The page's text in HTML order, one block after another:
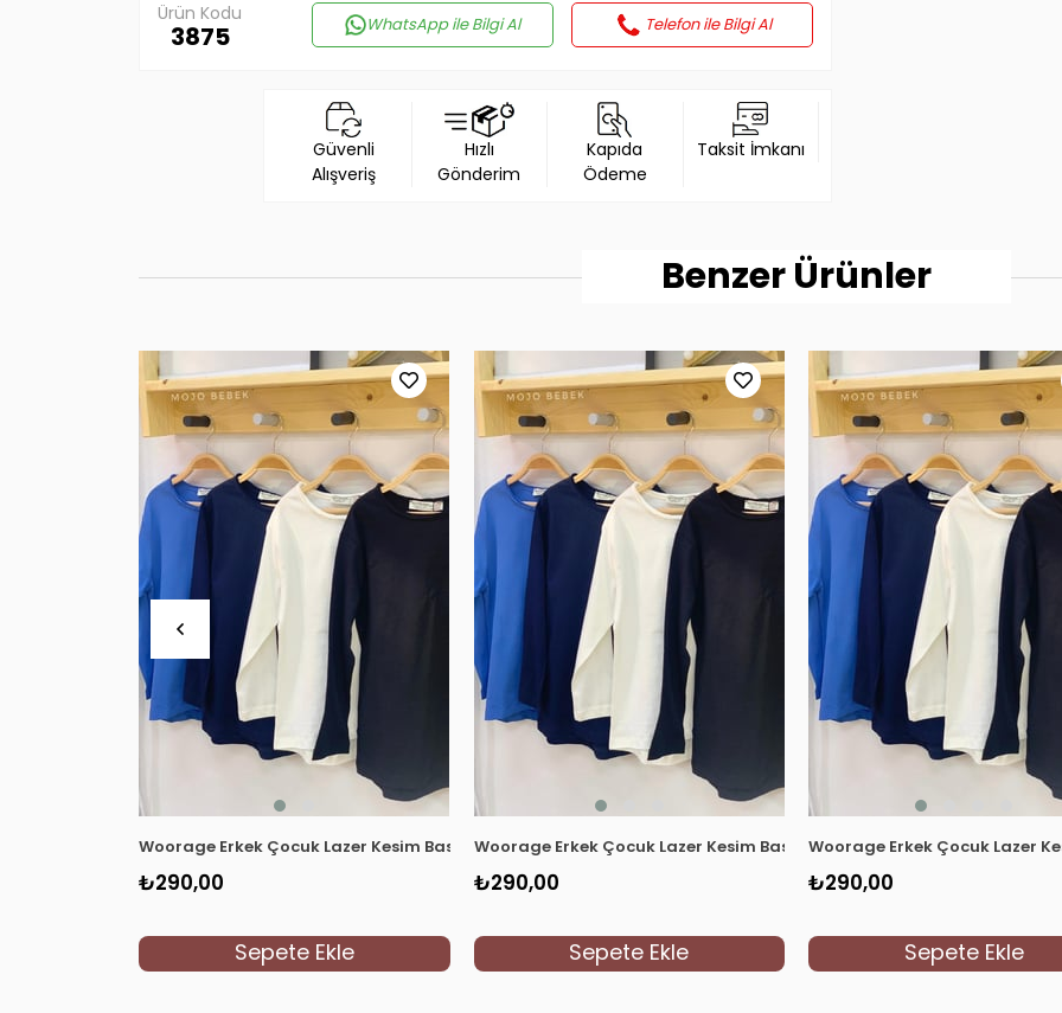
Ürün Kodu
3875 WhatsApp ile Bilgi Al Telefon ile Bilgi Al
Güvenli
Alışveriş
Hızlı
Gönderim
Kapıda
Ödeme
Taksit İmkanı
Benzer Ürünler
Woorage Erkek Çocuk Lazer Kesim Basic T-shirt 0360 Krem
₺290,00
Sepete Ekle
Woorage Erkek Çocuk Lazer Kesim Basic T-shirt 0360 Lacivert
₺290,00
Sepete Ekle
Woorage Erkek Çocuk Lazer
₺290,00
Sepete Ekle